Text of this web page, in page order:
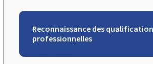
Reconnaissance des
professionnelles